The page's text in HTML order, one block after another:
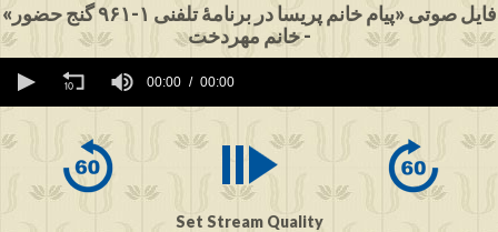
فایل صوتی «پیام خانم پریسا در برنامهٔ تلفنی ۱-۹۶۱ گنج حضور»
- خانم مهردخت
seconds
seconds
00:00 00:00
Set Stream Quality